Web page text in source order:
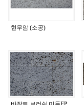
현무암 (소공)